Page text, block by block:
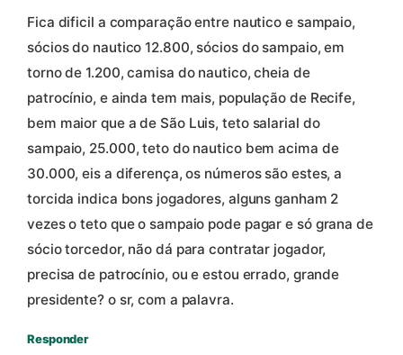
Fica dificil a comparação entre nautico e sampaio,
sócios do nautico 12.800, sócios do sampaio, em
torno de 1.200, camisa do nautico, cheia de
patrocínio, e ainda tem mais, população de Recife,
bem maior que a de São Luis, teto salarial do
sampaio, 25.000, teto do nautico bem acima de
30.000, eis a diferença, os números são estes, a
torcida indica bons jogadores, alguns ganham 2
vezes o teto que o sampaio pode pagar e só grana de
sócio torcedor, não dá para contratar jogador,
precisa de patrocínio, ou e estou errado, grande
presidente? o sr, com a palavra.
Responder